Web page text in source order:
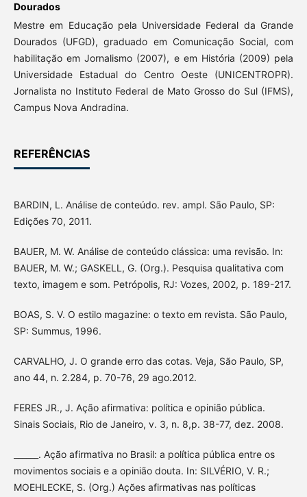
Dourados
Mestre em Educação pela Universidade Federal da Grande
Dourados (UFGD), graduado em Comunicação Social, com
habilitação em Jornalismo (2007), e em História (2009) pela
Universidade Estadual do Centro Oeste (UNICENTROPR).
Jornalista no Instituto Federal de Mato Grosso do Sul (IFMS),
Campus Nova Andradina.
REFERÊNCIAS
BARDIN, L. Análise de conteúdo. rev. ampl. São Paulo, SP:
Edições 70, 2011.
BAUER, M. W. Análise de conteúdo clássica: uma revisão. In:
BAUER, M. W.; GASKELL, G. (Org.). Pesquisa qualitativa com
texto, imagem e som. Petrópolis, RJ: Vozes, 2002, p. 189-217.
BOAS, S. V. O estilo magazine: o texto em revista. São Paulo,
SP: Summus, 1996.
CARVALHO, J. O grande erro das cotas. Veja, São Paulo, SP,
ano 44, n. 2.284, p. 70-76, 29 ago.2012.
FERES JR., J. Ação afirmativa: política e opinião pública.
Sinais Sociais, Rio de Janeiro, v. 3, n. 8,p. 38-77, dez. 2008.
______. Ação afirmativa no Brasil: a política pública entre os
movimentos sociais e a opinião douta. In: SILVÉRIO, V. R.;
MOEHLECKE, S. (Org.) Ações afirmativas nas políticas